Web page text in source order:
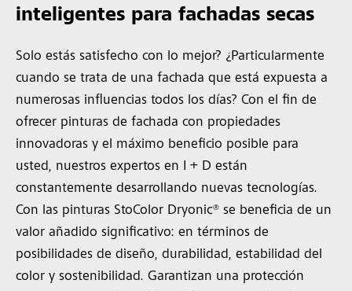
inteligentes para fachadas secas
Solo estás satisfecho con lo mejor? ¿Particularmente
cuando se trata de una fachada que está expuesta a
numerosas influencias todos los días? Con el fin de
ofrecer pinturas de fachada con propiedades
innovadoras y el máximo beneficio posible para
usted, nuestros expertos en I + D están
constantemente desarrollando nuevas tecnologías.
Con las pinturas StoColor Dryonic® se beneficia de un
valor añadido significativo: en términos de
posibilidades de diseño, durabilidad, estabilidad del
color y sostenibilidad. Garantizan una protección